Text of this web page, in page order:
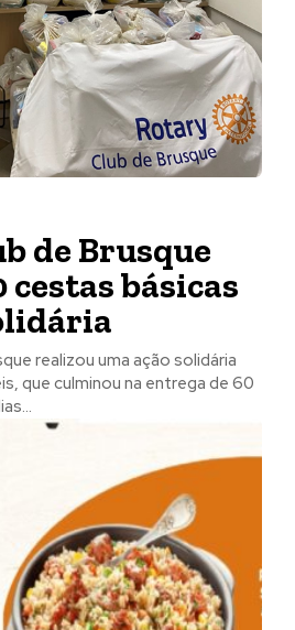
de Brusque
básicas
realizou uma ação solidária
que culminou na entrega de 60